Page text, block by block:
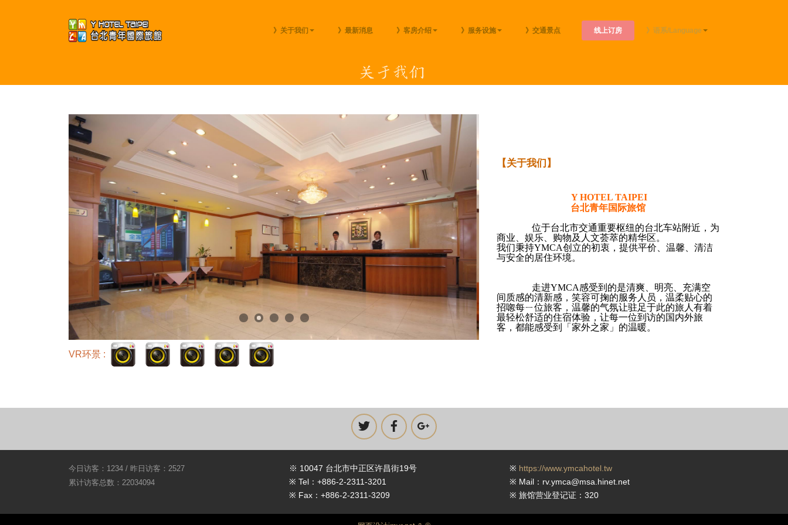
》关于我们 》最新消息 》客房介绍 》服务设施 》交通景点 线上订房 》语系/Language
VR环景 :
【关于我们】
Y HOTEL TAIPEI
台北青年国际旅馆
位于台北市交通重要枢纽的台北车站附近，为
商业、娱乐、购物及人文荟萃的精华区。
我们秉持YMCA创立的初衷，提供平价、温馨、清洁
与安全的居住环境。
走进YMCA感受到的是清爽、明亮、充满空
间质感的清新感，笑容可掬的服务人员，温柔贴心的
招唿每ㄧ位旅客，温馨的气氛让驻足于此的旅人有着
最轻松舒适的住宿体验，让每一位到访的国内外旅
客，都能感受到「家外之家」的温暖。
今日访客：1234 / 昨日访客：2527
累计访客总数：22034094
※ 10047 台北市中正区许昌街19号
※ Tel：+886-2-2311-3201
※ Fax：+886-2-2311-3209
※ https://www.ymcahotel.tw
※ Mail：rv.ymca@msa.hinet.net
※ 旅馆营业登记证：320